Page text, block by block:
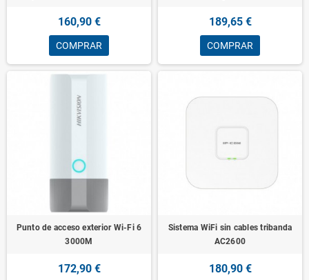
160,90 €
COMPRAR
189,65 €
COMPRAR
Punto de acceso exterior Wi-Fi 6
3000M
172,90 €
Sistema WiFi sin cables tribanda
AC2600
180,90 €